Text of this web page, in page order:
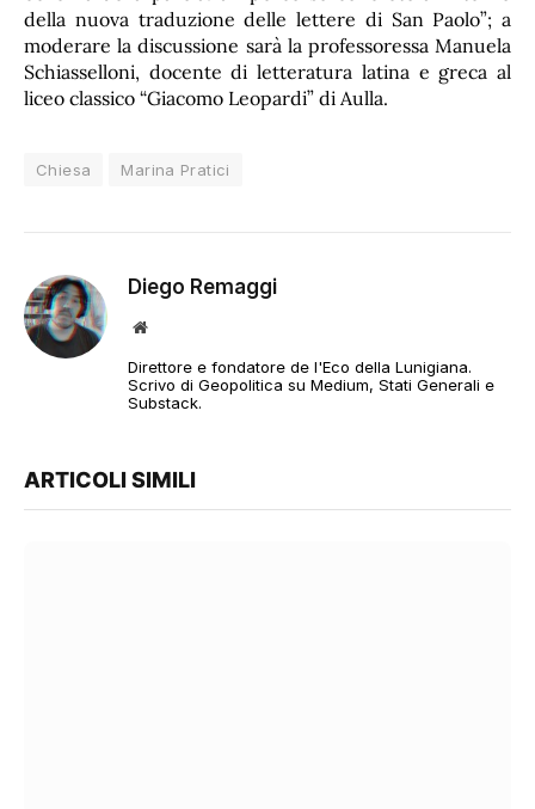
della nuova traduzione delle lettere di San Paolo”; a
moderare la discussione sarà la professoressa Manuela
Schiasselloni, docente di letteratura latina e greca al
liceo classico “Giacomo Leopardi” di Aulla.
Chiesa Marina Pratici
Diego Remaggi
Sito
Direttore e fondatore de l'Eco della Lunigiana.
Scrivo di Geopolitica su Medium, Stati Generali e
Substack.
ARTICOLI SIMILI